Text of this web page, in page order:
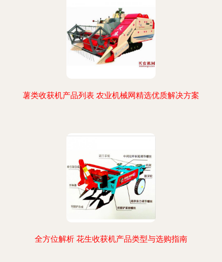
薯类收获机产品列表 农业机械网精选优质解决方案
全方位解析 花生收获机产品类型与选购指南